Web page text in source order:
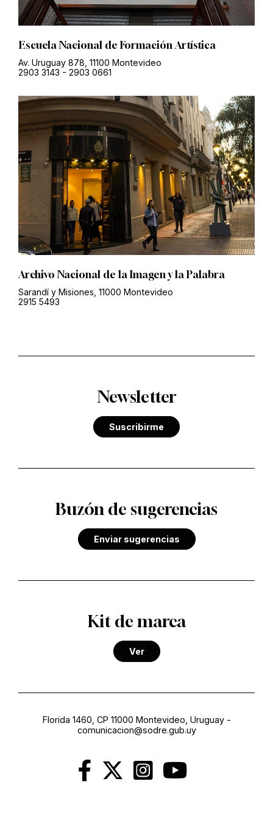
Escuela Nacional de Formación Artística
Av. Uruguay 878, 11100 Montevideo
2903 3143 - 2903 0661
Archivo Nacional de la Imagen y la Palabra
Sarandí y Misiones, 11000 Montevideo
2915 5493
Newsletter
Suscribirme
Buzón de sugerencias
Enviar sugerencias
Kit de marca
Ver
Florida 1460, CP 11000 Montevideo, Uruguay-
comunicacion@sodre.gub.uy